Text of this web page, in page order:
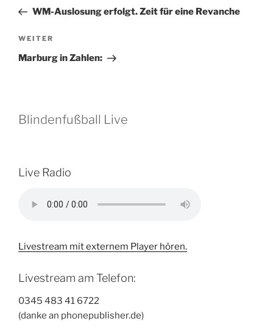
Beitrag
WM-Auslosung erfolgt. Zeit für eine Revanche
Nächster
Beitrag
WEITER
Marburg in Zahlen:
Blindenfußball Live
Live Radio
Livestream mit externem Player hören.
Livestream am Telefon:
0345 483 41 6722
(danke an phonepublisher.de)